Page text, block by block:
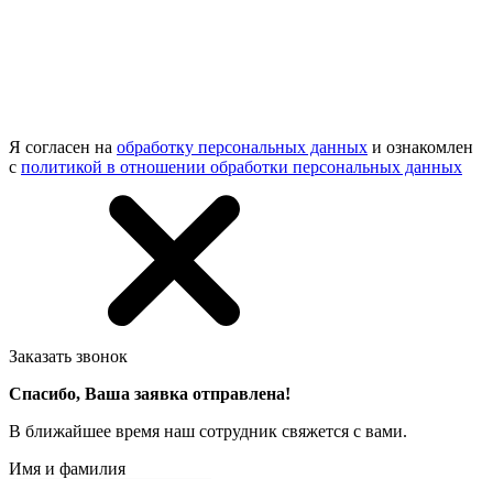
Я согласен на обработку персональных данных и ознакомлен
с политикой в отношении обработки персональных данных
Заказать звонок
Спасибо, Ваша заявка отправлена!
В ближайшее время наш сотрудник свяжется с вами.
Имя и фамилия